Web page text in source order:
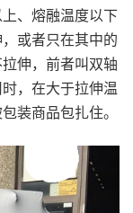
、熔融温度以下
或者只在其中的
伸，前者叫双轴
，在大于拉伸温
装商品包扎住。